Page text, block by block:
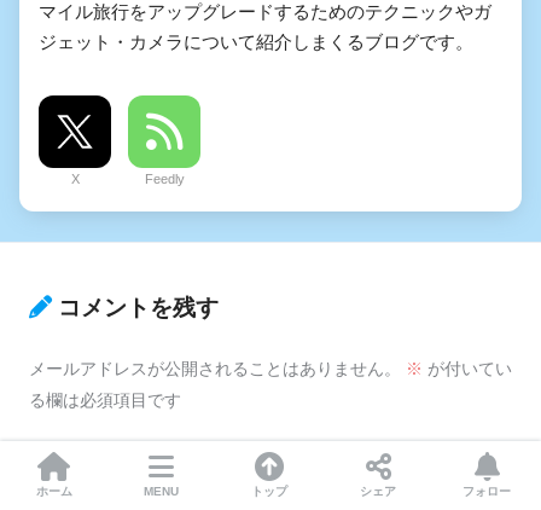
マイル旅行をアップグレードするためのテクニックやガ
ジェット・カメラについて紹介しまくるブログです。
X Feedly
コメントを残す
メールアドレスが公開されることはありません。 ※ が付いてい
る欄は必須項目です
コメント
ホーム MENU トップ シェア フォロー